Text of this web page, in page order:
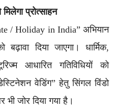
प्रोत्साहन
/ Holiday in India” अभियान
दिया जाएगा। धार्मिक,
आधारित गतिविधियों को
वेडिंग” हेतु सिंगल विंडो
जोर दिया गया है।